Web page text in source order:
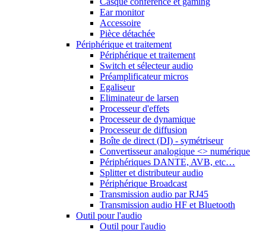
Ear monitor
Accessoire
Pièce détachée
Périphérique et traitement
Périphérique et traitement
Switch et sélecteur audio
Préamplificateur micros
Egaliseur
Eliminateur de larsen
Processeur d'effets
Processeur de dynamique
Processeur de diffusion
Boîte de direct (DI) - symétriseur
Convertisseur analogique <> numérique
Périphériques DANTE, AVB, etc…
Splitter et distributeur audio
Périphérique Broadcast
Transmission audio par RJ45
Transmission audio HF et Bluetooth
Outil pour l'audio
Outil pour l'audio